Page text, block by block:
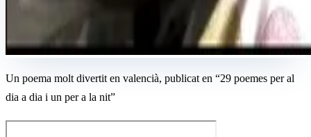
Un poema molt divertit en valencià, publicat en “29 poemes per al
dia a dia i un per a la nit”